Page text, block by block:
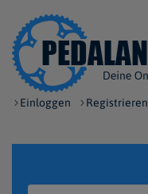
Einloggen Registrieren